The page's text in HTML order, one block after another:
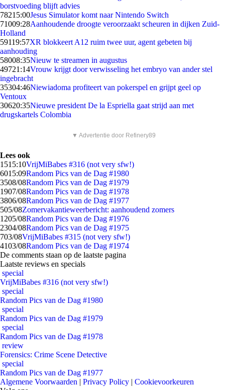
borstvoeding blijft advies
78215:00Jesus Simulator komt naar Nintendo Switch
71009:28Aanhoudende droogte veroorzaakt scheuren in dijken Zuid-
Holland
59119:57XR blokkeert A12 ruim twee uur, agent gebeten bij
aanhouding
58008:35Nieuw te streamen in augustus
49721:14Vrouw krijgt door verwisseling het embryo van ander stel
ingebracht
35304:46Niewiadoma profiteert van pokerspel en grijpt geel op
Ventoux
30620:35Nieuwe president De la Espriella gaat strijd aan met
drugskartels Colombia
▼ Advertentie door Refinery89
Lees ook
1515:10VrijMiBabes #316 (not very sfw!)
6015:09Random Pics van de Dag #1980
3508/08Random Pics van de Dag #1979
1907/08Random Pics van de Dag #1978
3806/08Random Pics van de Dag #1977
505/08Zomervakantieweerbericht: aanhoudend zomers
1205/08Random Pics van de Dag #1976
2304/08Random Pics van de Dag #1975
703/08VrijMiBabes #315 (not very sfw!)
4103/08Random Pics van de Dag #1974
De comments staan op de laatste pagina
Laatste reviews en specials
special
VrijMiBabes #316 (not very sfw!)
special
Random Pics van de Dag #1980
special
Random Pics van de Dag #1979
special
Random Pics van de Dag #1978
review
Forensics: Crime Scene Detective
special
Random Pics van de Dag #1977
Algemene Voorwaarden | Privacy Policy | Cookievoorkeuren